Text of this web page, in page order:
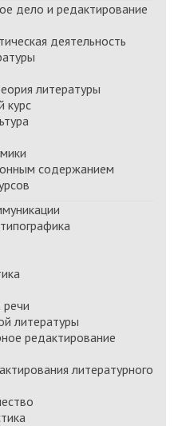
дело и редактирование
деятельность
литературы
курс
содержанием
речи
литературы
редактирование
литературного